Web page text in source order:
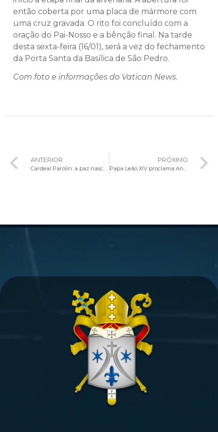
então coberta por uma placa de mármore com
uma cruz gravada. O rito foi concluído com a
oração do Pai-Nosso e a bênção final. Na tarde
desta sexta-feira (16/01), será a vez do fechamento
da Porta Santa da Basílica de São Pedro.
Com foto e informações do Vatican News.
ANTERIOR
Cardeal Parolin: a paz nasce do reconhecimento do outro, não do equilíbrio dos medos
PRÓXIMO